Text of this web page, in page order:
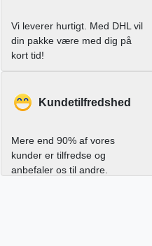
Vi leverer hurtigt. Med DHL vil
din pakke være med dig på
kort tid!
Kundetilfredshed
Mere end 90% af vores
kunder er tilfredse og
anbefaler os til andre.